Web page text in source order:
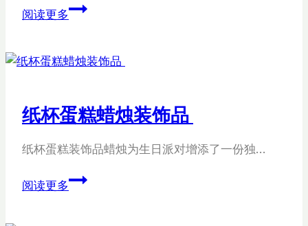
阅读更多环
爱
造
蜡
纸杯蛋糕蜡烛装饰品
纸杯蛋糕装饰品蜡烛为生日派对增添了一份独…
阅读更多纸